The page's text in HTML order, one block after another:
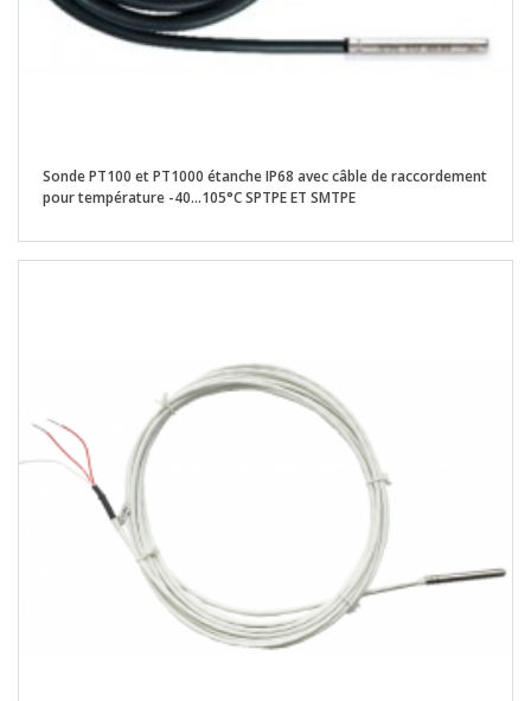
Sonde PT100 et PT1000 étanche IP68 avec câble de raccordement
pour température -40...105°C SPTPE ET SMTPE